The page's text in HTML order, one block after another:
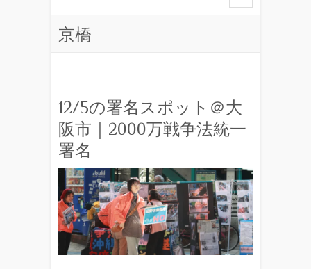
京橋
12/5の署名スポット＠大
阪市｜2000万戦争法統一
署名